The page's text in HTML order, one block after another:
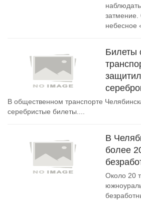
небесное
Билеты
В общественном транспорте
серебристые билеты....
В
более
Около 20